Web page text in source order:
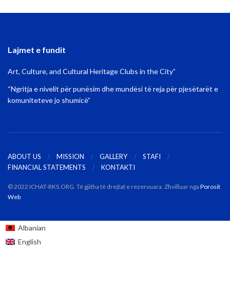
Lajmet e fundit
Art, Culture, and Cultural Heritage Clubs in the City”
“Ngritja e nivelit për punësim dhe mundësi të reja për pjesëtarët e
komuniteteve jo shumicë”
ABOUT US MISSION GALLERY
STAFI
FINANCIAL STATEMENTS
KONTAKTI
© 2022 ICHAT-RKS.ORG. Të gjitha të drejtat e rezervuara. Zhvilluar nga Porosit
Web
Albanian
English